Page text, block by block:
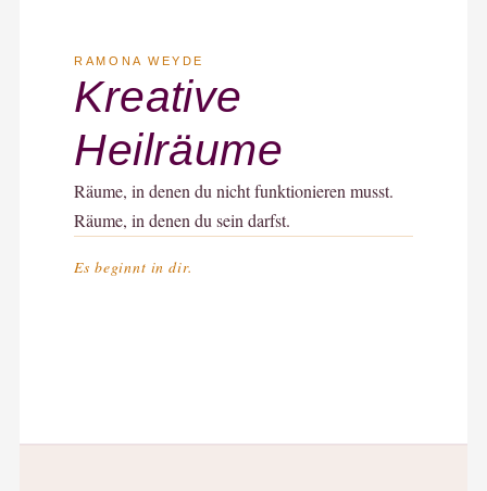
RAMONA WEYDE
Kreative
Heilräume
Räume, in denen du nicht funktionieren musst.
Räume, in denen du sein darfst.
Es beginnt in dir.